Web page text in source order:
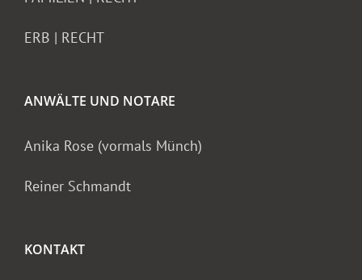
ERB | RECHT
ANWÄLTE UND NOTARE
Anika Rose (vormals Münch)
Reiner Schmandt
KONTAKT